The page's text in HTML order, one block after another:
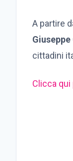
A partire
cittadini
Clicca